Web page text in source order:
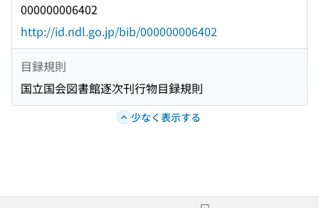
000000006402
http://id.ndl.go.jp/bib/000000006402
目録規則
国立国会図書館逐次刊行物目録規則
少なく表示する